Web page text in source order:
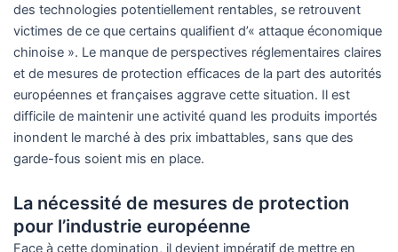
des technologies potentiellement rentables, se retrouvent
victimes de ce que certains qualifient d’« attaque économique
chinoise ». Le manque de perspectives réglementaires claires
et de mesures de protection efficaces de la part des autorités
européennes et françaises aggrave cette situation. Il est
difficile de maintenir une activité quand les produits importés
inondent le marché à des prix imbattables, sans que des
garde-fous soient mis en place.
La nécessité de mesures de protection
pour l’industrie européenne